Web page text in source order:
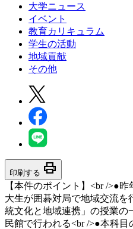
大学ニュース
イベント
教育カリキュラム
学生の活動
地域貢献
その他
印刷する print
【本件のポイント】<br />●
大生が囲碁対局で地域交流を
統文化と地域連携」の授業の
民館で行われる<br />●本科